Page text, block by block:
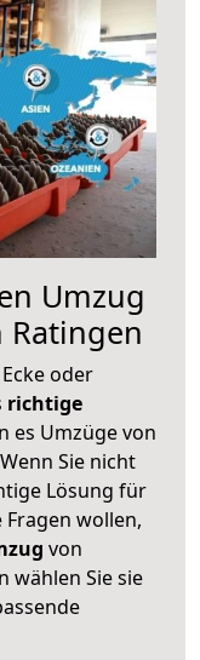
Umzug
Ratingen
oder
richtige
es Umzüge von
Sie nicht
Lösung für
wollen,
von
wählen Sie sie